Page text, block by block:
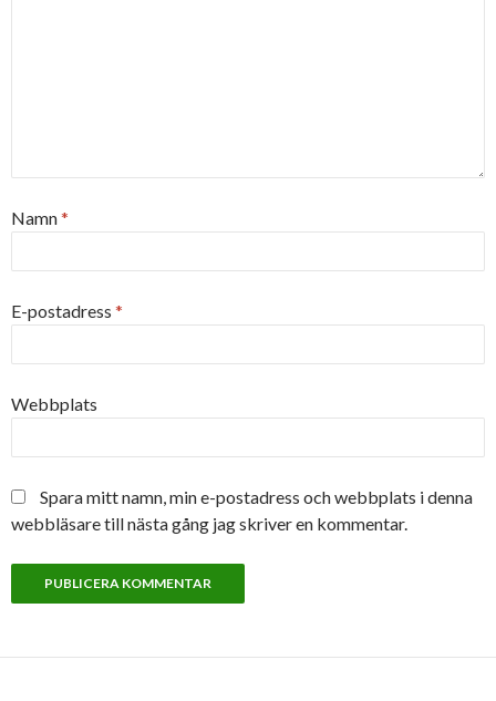
Namn*
E-postadress *
Webbplats
Spara mitt namn, min e-postadress och webbplats i denna
webbläsare till nästa gång jag skriver en kommentar.